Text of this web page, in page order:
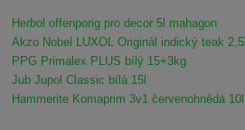
Herbol offenporig pro decor 5l mahagon
Akzo Nobel LUXOL Originál indický teak 2,5l
PPG Primalex PLUS bílý 15+3kg
Jub Jupol Classic bílá 15l
Hammerite Komaprim 3v1 červenohnědá 10l